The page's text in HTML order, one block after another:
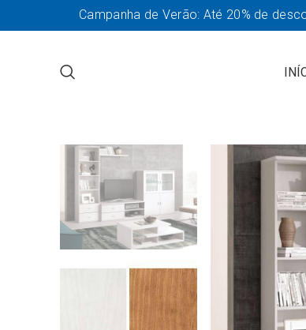
Campanha de Verão: Até 20% de